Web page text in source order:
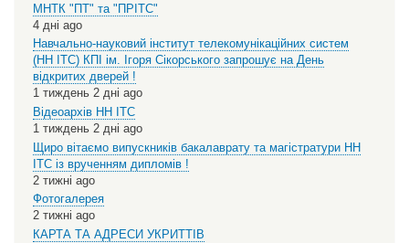
МНТК "ПТ" та "ПРІТС"
4 дні ago
Навчально-науковий інститут телекомунікаційних систем
(НН ІТС) КПІ ім. Ігоря Сікорського запрошує на День
відкритих дверей !
1 тиждень 2 дні ago
Відеоархів НН ІТС
1 тиждень 2 дні ago
Щиро вітаємо випускників бакалаврату та магістратури НН
ІТС із врученням дипломів !
2 тижні ago
Фотогалерея
2 тижні ago
КАРТА ТА АДРЕСИ УКРИТТІВ